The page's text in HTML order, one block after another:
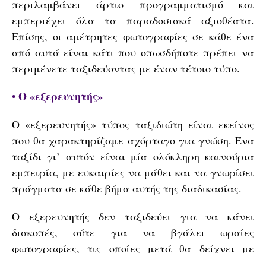
περιλαμβάνει άρτιο προγραμματισμό και
εμπεριέχει όλα τα παραδοσιακά αξιοθέατα.
Επίσης, οι αμέτρητες φωτογραφίες σε κάθε ένα
από αυτά είναι κάτι που οπωσδήποτε πρέπει να
περιμένετε ταξιδεύοντας με έναν τέτοιο τύπο.
• Ο «εξερευνητής»
Ο «εξερευνητής» τύπος ταξιδιώτη είναι εκείνος
που θα χαρακτηρίζαμε αχόρταγο για γνώση. Ένα
ταξίδι γι’ αυτόν είναι μία ολόκληρη καινούρια
εμπειρία, με ευκαιρίες να μάθει και να γνωρίσει
πράγματα σε κάθε βήμα αυτής της διαδικασίας.
Ο εξερευνητής δεν ταξιδεύει για να κάνει
διακοπές, ούτε για να βγάλει ωραίες
φωτογραφίες, τις οποίες μετά θα δείχνει με